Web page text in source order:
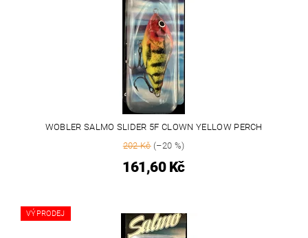
WOBLER SALMO SLIDER 5F CLOWN YELLOW PERCH
202 Kč(–20 %)
161,60 Kč
VÝPRODEJ